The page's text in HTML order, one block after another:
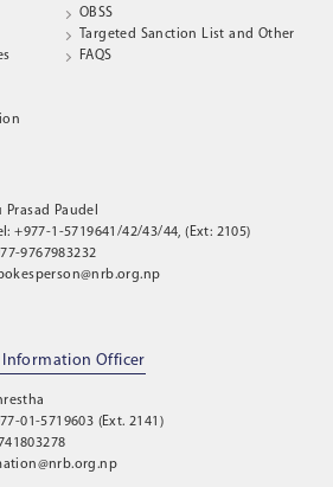
OBSS
Targeted Sanction List and Other
FAQS
Prasad Paudel
+977-1-5719641/42/43/44, (Ext: 2105)
9767983232
Information Officer
01-5719603 (Ext. 2141)